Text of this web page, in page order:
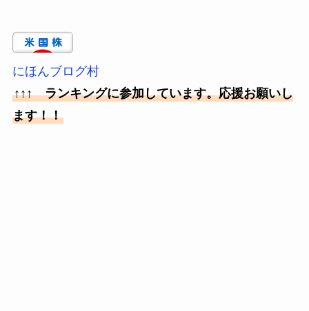
にほんブログ村
↑↑↑ ランキングに参加しています。応援お願いし
ます！！